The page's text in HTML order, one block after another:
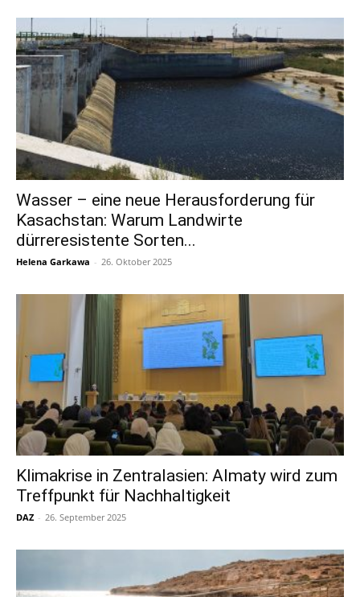
Wasser – eine neue Herausforderung für
Kasachstan: Warum Landwirte
dürreresistente Sorten...
Helena Garkawa - 26. Oktober 2025
Klimakrise in Zentralasien: Almaty wird zum
Treffpunkt für Nachhaltigkeit
DAZ - 26. September 2025